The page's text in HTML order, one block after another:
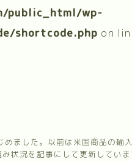
public_html/wp-
shortcode.php on
めました。以前は米国商品の輸
状況を記事にして更新していま